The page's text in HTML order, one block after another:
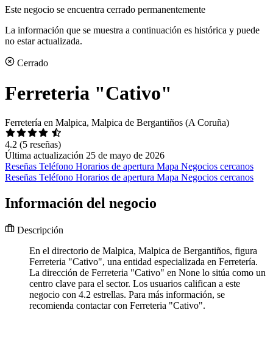
Este negocio se encuentra cerrado permanentemente
La información que se muestra a continuación es histórica y puede
no estar actualizada.
Cerrado
Ferreteria "Cativo"
Ferretería en Malpica, Malpica de Bergantiños (A Coruña)
4.2 (5 reseñas)
Última actualización 25 de mayo de 2026
Reseñas Teléfono Horarios de apertura Mapa Negocios cercanos
Reseñas Teléfono Horarios de apertura Mapa Negocios cercanos
Información del negocio
Descripción
En el directorio de Malpica, Malpica de Bergantiños, figura
Ferreteria "Cativo", una entidad especializada en Ferretería.
La dirección de Ferreteria "Cativo" en None lo sitúa como un
centro clave para el sector. Los usuarios califican a este
negocio con 4.2 estrellas. Para más información, se
recomienda contactar con Ferreteria "Cativo".